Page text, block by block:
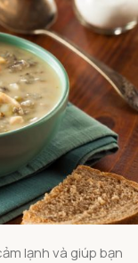
lạnh và giúp bạn